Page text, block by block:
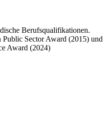
Berufsqualifikationen.
Public Sector Award (2015) und
Award (2024)